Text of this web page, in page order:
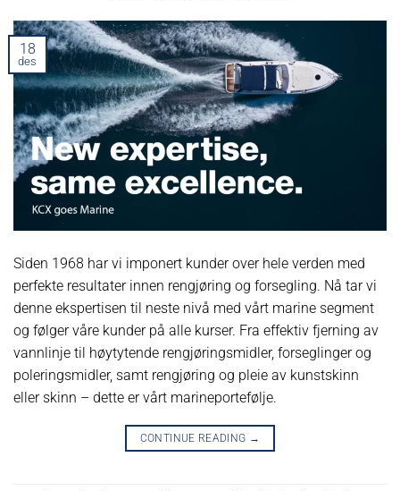
18
des
Siden 1968 har vi imponert kunder over hele verden med
perfekte resultater innen rengjøring og forsegling. Nå tar vi
denne ekspertisen til neste nivå med vårt marine segment
og følger våre kunder på alle kurser. Fra effektiv fjerning av
vannlinje til høytytende rengjøringsmidler, forseglinger og
poleringsmidler, samt rengjøring og pleie av kunstskinn
eller skinn – dette er vårt marineportefølje.
CONTINUE READING →